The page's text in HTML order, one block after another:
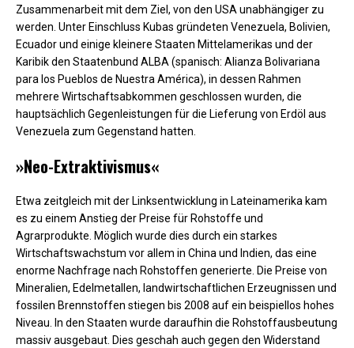
Zusammenarbeit mit dem Ziel, von den USA unabhängiger zu
werden. Unter Einschluss Kubas gründeten Venezuela, Bolivien,
Ecuador und einige kleinere Staaten Mittelamerikas und der
Karibik den Staatenbund ALBA (spanisch: Alianza Bolivariana
para los Pueblos de Nuestra América), in dessen Rahmen
mehrere Wirtschaftsabkommen geschlossen wurden, die
hauptsächlich Gegenleistungen für die Lieferung von Erdöl aus
Venezuela zum Gegenstand hatten.
»Neo-Extraktivismus«
Etwa zeitgleich mit der Linksentwicklung in Lateinamerika kam
es zu einem Anstieg der Preise für Rohstoffe und
Agrarprodukte. Möglich wurde dies durch ein starkes
Wirtschaftswachstum vor allem in China und Indien, das eine
enorme Nachfrage nach Rohstoffen generierte. Die Preise von
Mineralien, Edelmetallen, landwirtschaftlichen Erzeugnissen und
fossilen Brennstoffen stiegen bis 2008 auf ein beispiellos hohes
Niveau. In den Staaten wurde daraufhin die Rohstoffausbeutung
massiv ausgebaut. Dies geschah auch gegen den Widerstand